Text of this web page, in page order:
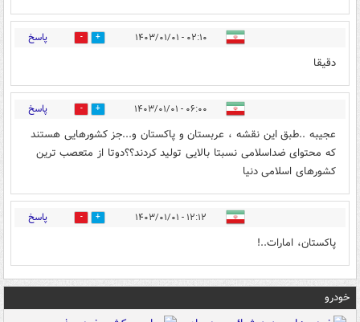
۰۲:۱۰ - ۱۴۰۳/۰۱/۰۱ 0 پاسخ
دقیقا
۰۶:۰۰ - ۱۴۰۳/۰۱/۰۱ 0 پاسخ
عجیبه ..طبق این نقشه ، عربستان و پاکستان و...جز کشورهایی هستند
که محتوای ضداسلامی نسبتا بالایی تولید کردند؟؟دوتا از متعصب ترین
کشورهای اسلامی دنیا
۱۲:۱۲ - ۱۴۰۳/۰۱/۰۱ 0 پاسخ
پاکستان، امارات..!
خودرو